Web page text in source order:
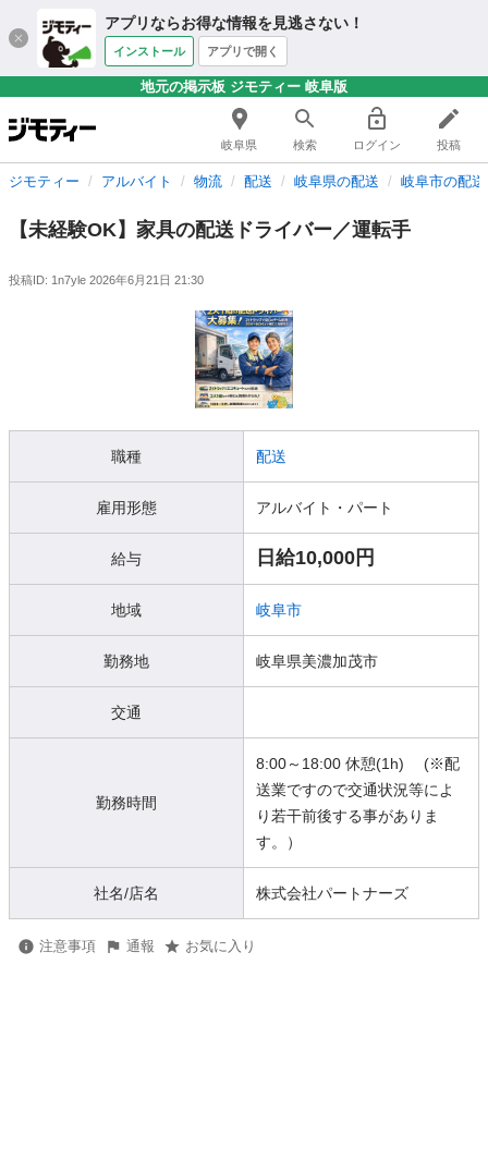
アプリならお得な情報を見逃さない！
インストール アプリで開く
地元の掲示板 ジモティー 岐阜版
岐阜県 検索 ログイン 投稿
ジモティー アルバイト 物流 配送 岐阜県の配送 岐阜市の配送
【未経験OK】家具の配送ドライバー／運転手
投稿ID: 1n7yle 2026年6月21日 21:30
職種 配送
雇用形態 アルバイト・パート
給与 日給10,000円
地域 岐阜市
勤務地 岐阜県美濃加茂市
交通
勤務時間
8:00～18:00 休憩(1h) (※配
送業ですので交通状況等によ
り若干前後する事がありま
す。）
社名/店名 株式会社パートナーズ
注意事項 通報 お気に入り